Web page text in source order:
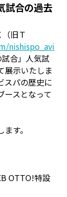
合の過去
旧Ｔ
nishispo_avi
合」人気試
展示いたしま
スパの歴史に
ースとなって
す。
OTTO!特設